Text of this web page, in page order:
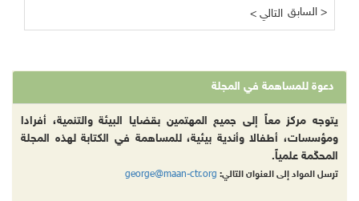
< التالي السابق >
دعوة للمساهمة في المجلة
يتوجه مركز معاً إلى جميع المهتمين بقضايا البيئة والتنمية، أفرادا
ومؤسسات، أطفالا وأندية بيئية، للمساهمة في الكتابة لهذه المجلة
المحكّمة علمياً.
ترسل المواد إلى العنوان التالي: george@maan-ctr.org